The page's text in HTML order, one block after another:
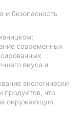
и безопасность
современных
вкуса и
экологически
продуктов, что
окружающую